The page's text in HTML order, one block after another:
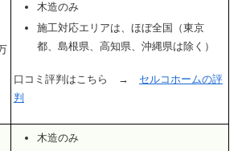
木造のみ
施工対応エリアは、ほぼ全国（東京
都、島根県、高知県、沖縄県は除く）
口コミ評判はこちら → セルコホームの評
判
木造のみ